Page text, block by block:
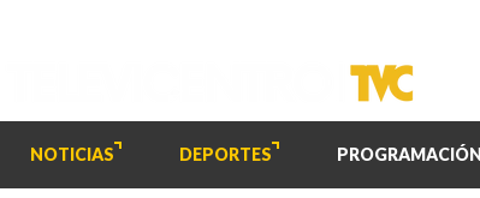
NOTICIAS DEPORTES PROGRAMACIÓN